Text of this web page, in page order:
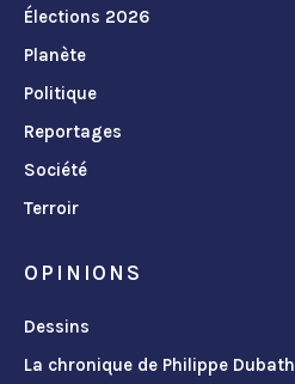
Élections 2026
Planète
Politique
Reportages
Société
Terroir
OPINIONS
Dessins
La chronique de Philippe Dubath